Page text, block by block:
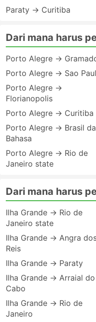
Paraty → Curitiba
Dari mana harus
Porto Alegre →
Porto Alegre → Sao
Porto Alegre →
Florianopolis
Porto Alegre → Curitiba
Porto Alegre → Brasil
Bahasa
Porto Alegre → Rio de
Janeiro state
Dari mana harus
Ilha Grande → Rio de
Janeiro state
Ilha Grande → Angra
Reis
Ilha Grande → Paraty
Ilha Grande → Arraial do
Cabo
Ilha Grande → Rio de
Janeiro